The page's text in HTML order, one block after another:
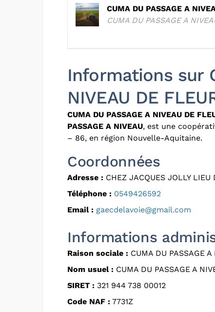
CUMA DU PASSAGE A
CUMA DU PASSAGE A
Informations sur
NIVEAU DE
CUMA DU PASSAGE A NIVEAU DE
PASSAGE A NIVEAU, est une
– 86, en région Nouvelle-Aquitaine.
Coordonnées
Adresse : CHEZ JACQUES JOLLY
Téléphone : 0549426592
Email : gaecdelavoie@gmail.com
Informations
Raison sociale : CUMA DU PASSAGE
Nom usuel : CUMA DU PASSAGE A
SIRET : 321 944 738 00012
Code NAF : 7731Z